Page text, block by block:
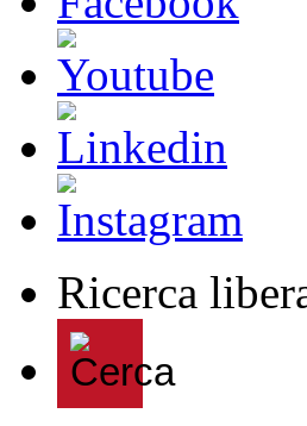
Ricerca